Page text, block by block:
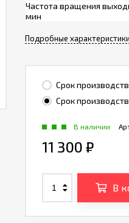
Частота вращения
мин
Подробные характеристики
Срок
Срок
В наличии
11 300 ₽
В